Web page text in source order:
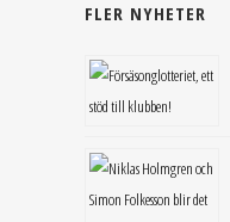
FLER NYHETER